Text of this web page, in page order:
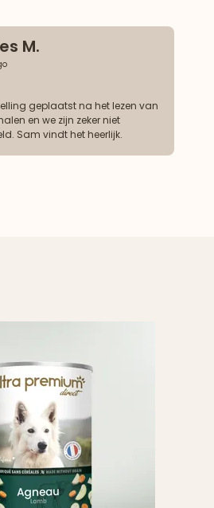
M.
geplaatst na het lezen van
en we zijn zeker niet
Sam vindt het heerlijk.